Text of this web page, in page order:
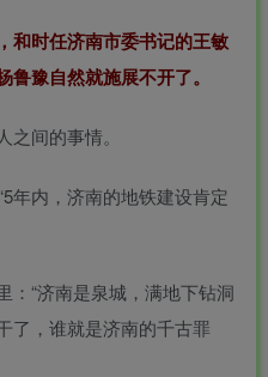
和时任济南市委书记的王敏
豫自然就施展不开了。
间的事情。
年内，济南的地铁建设肯定
：“济南是泉城，满地下钻洞
了，谁就是济南的千古罪